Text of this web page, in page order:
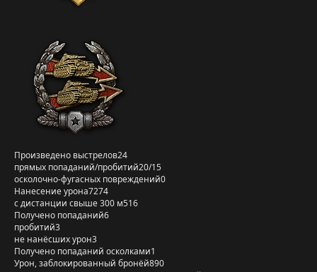
Произведено выстрелов24
прямых попаданий/пробитий20/15
осколочно-фугасных повреждений0
Нанесение урона7274
с дистанции свыше 300 м516
Получено попаданий6
пробитий3
не нанёсших урон3
Получено попаданий осколками1
Урон, заблокированный бронёй890